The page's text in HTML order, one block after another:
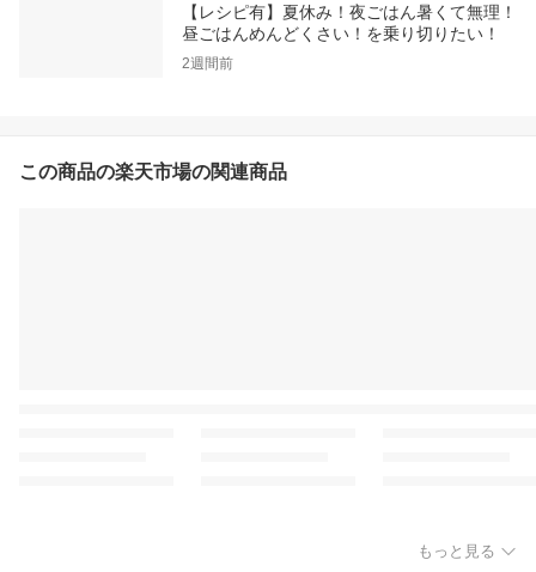
【レシピ有】夏休み！夜ごはん暑くて無理！
昼ごはんめんどくさい！を乗り切りたい！
2週間前
この商品の楽天市場の関連商品
もっと見る